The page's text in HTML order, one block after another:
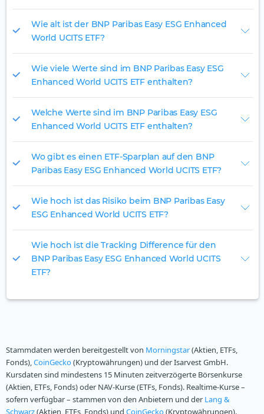
Wie alt ist der BNP Paribas Easy ESG Enhanced
World UCITS ETF?
Wie viele Werte sind im BNP Paribas Easy ESG
Enhanced World UCITS ETF enthalten?
Welche Werte sind im BNP Paribas Easy ESG
Enhanced World UCITS ETF enthalten?
Wo gibt es einen ETF-Sparplan auf den BNP
Paribas Easy ESG Enhanced World UCITS ETF?
Wie hoch ist das Risiko beim BNP Paribas Easy
ESG Enhanced World UCITS ETF?
Wie hoch ist die Tracking Difference für den
BNP Paribas Easy ESG Enhanced World UCITS
ETF?
Stammdaten werden bereitgestellt von Morningstar(Aktien, ETFs,
Fonds),CoinGecko(Kryptowährungen) und der Isarvest GmbH.
Kursdaten sind mindestens 15 Minuten zeitverzögerte Börsenkurse
(Aktien, ETFs, Fonds) oder NAV-Kurse (ETFs, Fonds). Realtime-Kurse –
sofern verfügbar – stammen von den Anbietern und der Lang &
Schwarz(Aktien, ETFs, Fonds) und CoinGecko(Kryptowährungen).